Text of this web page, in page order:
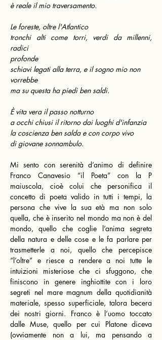
è reale il mio traversamento.
Le foreste, oltre l'Atlantico
tronchi alti come torri, verdi da millenni,
radici
profonde
schiavi legati alla terra, e il sogno mio non
vorrebbe
ma su questa ha piedi ben saldi.
È vita vera il passo notturno
a occhi chiusi il ritorno dai luoghi d'infanzia
la coscienza ben salda e con corpo vivo
di giovane sonnambulo.
Franco Canavesio “il Poeta” con la P
maiuscola, cioè colui che personifica il
concetto di poeta valido in tutti i tempi, la
persona che vive la sua età ma non solo
quella, che è inserito nel mondo ma non è del
mondo, quello che coglie l’anima segreta
della natura e delle cose e le fa parlare per
trasmetterle a noi, quello che percepisce
“l’oltre” e riesce a rendere a noi tutte le
intuizioni misteriose che ci sfuggono, che
finiscono in genere inghiottite con i loro
segreti nel mare magnum della quotidianità
materiale, spesso superficiale, talora becera
dei nostri giorni. Franco è l’uomo toccato
dalle Muse, quello per cui Platone diceva
(ovviamente non a lui, ma pensando a